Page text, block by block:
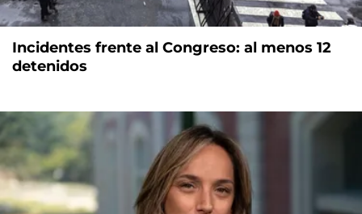
Incidentes frente al Congreso: al menos 12
detenidos